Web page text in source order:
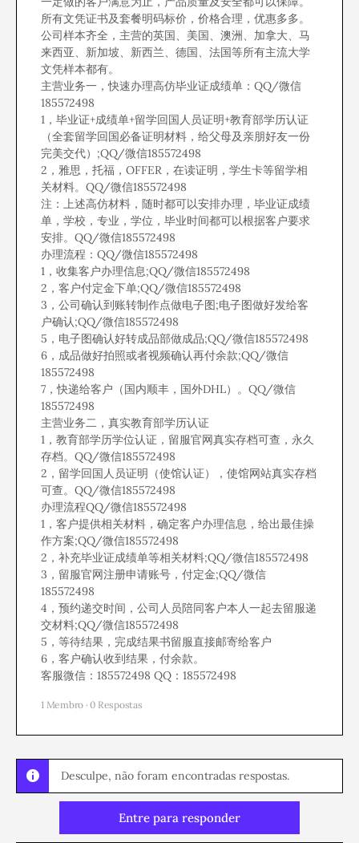
所有文凭证书及套餐明码标价，价格合理，优惠多多。
公司样本齐全，主营的英国、美国、澳洲、加拿大、马
来西亚、新加坡、新西兰、德国、法国等所有主流大学
文凭样本都有。
主营业务一，快速办理高仿毕业证成绩单：QQ/微信
185572498
1，毕业证+成绩单+留学回国人员证明+教育部学历认证
（全套留学回国必备证明材料，给父母及亲朋好友一份
完美交代）;QQ/微信185572498
2，雅思，托福，OFFER，在读证明，学生卡等留学相
关材料。QQ/微信185572498
注：上述高仿材料，随时都可以安排办理，毕业证成绩
单，学校，专业，学位，毕业时间都可以根据客户要求
安排。QQ/微信185572498
办理流程：QQ/微信185572498
1，收集客户办理信息;QQ/微信185572498
2，客户付定金下单;QQ/微信185572498
3，公司确认到账转制作点做电子图;电子图做好发给客
户确认;QQ/微信185572498
5，电子图确认好转成品部做成品;QQ/微信185572498
6，成品做好拍照或者视频确认再付余款;QQ/微信
185572498
7，快递给客户（国内顺丰，国外DHL）。QQ/微信
185572498
主营业务二，真实教育部学历认证
1，教育部学历学位认证，留服官网真实存档可查，永久
存档。QQ/微信185572498
2，留学回国人员证明（使馆认证），使馆网站真实存档
可查。QQ/微信185572498
办理流程QQ/微信185572498
1，客户提供相关材料，确定客户办理信息，给出最佳操
作方案;QQ/微信185572498
2，补充毕业证成绩单等相关材料;QQ/微信185572498
3，留服官网注册申请账号，付定金;QQ/微信
185572498
4，预约递交时间，公司人员陪同客户本人一起去留服递
交材料;QQ/微信185572498
5，等待结果，完成结果书留服直接邮寄给客户
6，客户确认收到结果，付余款。
客服微信：185572498 QQ：185572498
1 Membro · 0 Respostas
Desculpe, não foram encontradas respostas.
Entre para responder